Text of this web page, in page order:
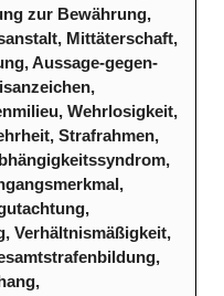
zur Bewährung,
Mittäterschaft,
Aussage-gegen-
Wehrlosigkeit,
Strafrahmen,
Verhältnismäßigkeit,